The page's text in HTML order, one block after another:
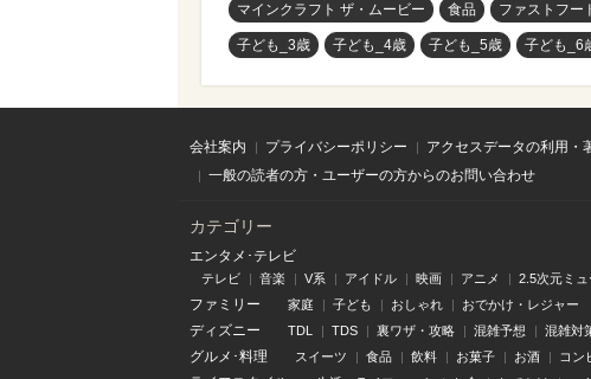
マインクラフト ザ・ムービー 食品 ファストフー
子ども_3歳 子ども_4歳 子ども_5歳 子ども_6
会社案内 プライバシーポリシー アクセスデータの利用・
一般の読者の方・ユーザーの方からのお問い合わせ
カテゴリー
エンタメ･テレビ
テレビ 音楽 V系 アイドル 映画 アニメ 2.5次元ミ
ファミリー 家庭 子ども おしゃれ おでかけ・レジャー
ディズニー TDL TDS 裏ワザ・攻略 混雑予想 混雑対
グルメ･料理 スイーツ 食品 飲料 お菓子 お酒 コン